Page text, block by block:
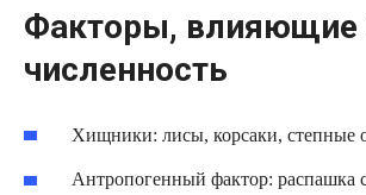
Факторы, влияющие
численность
Хищники: лисы, корсаки, степные
Антропогенный фактор: распашка